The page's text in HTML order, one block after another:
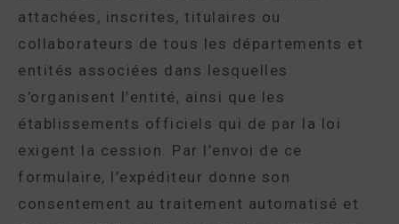
attachées, inscrites, titulaires ou
collaborateurs de tous les départements et
entités associées dans lesquelles
s’organisent l’entité, ainsi que les
établissements officiels qui de par la loi
exigent la cession. Par l’envoi de ce
formulaire, l’expéditeur donne son
consentement au traitement automatisé et